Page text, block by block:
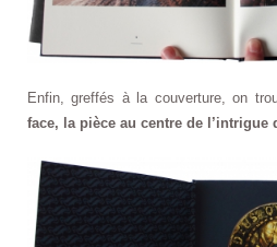
Enfin, greffés à la couverture, on
face, la pièce au centre de l’intrigue